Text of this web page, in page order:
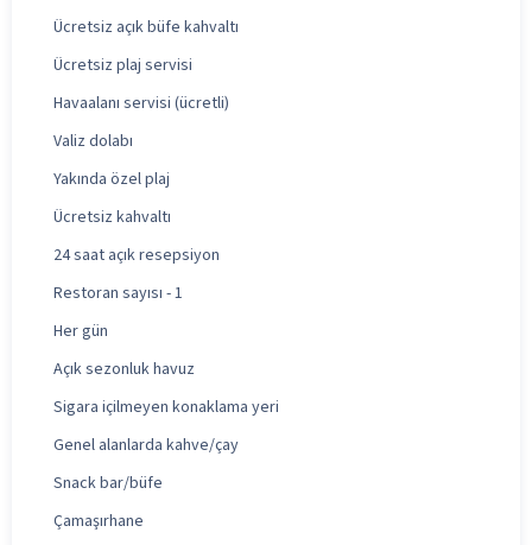
Ücretsiz açık büfe kahvaltı
Ücretsiz plaj servisi
Havaalanı servisi (ücretli)
Valiz dolabı
Yakında özel plaj
Ücretsiz kahvaltı
24 saat açık resepsiyon
Restoran sayısı - 1
Her gün
Açık sezonluk havuz
Sigara içilmeyen konaklama yeri
Genel alanlarda kahve/çay
Snack bar/büfe
Çamaşırhane